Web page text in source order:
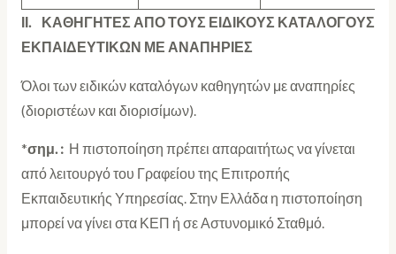
ΙΙ. ΚΑΘΗΓΗΤΕΣ ΑΠΟ ΤΟΥΣ ΕΙΔΙΚΟΥΣ ΚΑΤΑΛΟΓΟΥΣ
ΕΚΠΑΙΔΕΥΤΙΚΩΝ ΜΕ ΑΝΑΠΗΡΙΕΣ
Όλοι των ειδικών καταλόγων καθηγητών με αναπηρίες
(διοριστέων και διορισίμων).
*σημ. :Η πιστοποίηση πρέπει απαραιτήτως να γίνεται
από λειτουργό του Γραφείου της Επιτροπής
Εκπαιδευτικής Υπηρεσίας. Στην Ελλάδα η πιστοποίηση
μπορεί να γίνει στα ΚΕΠ ή σε Αστυνομικό Σταθμό.